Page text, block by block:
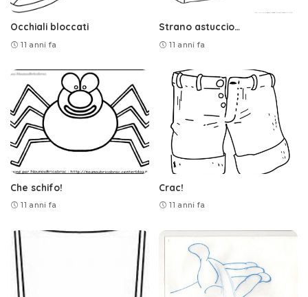
Occhiali bloccati
11 anni fa
Strano astuccio…
11 anni fa
Che schifo!
11 anni fa
Crac!
11 anni fa